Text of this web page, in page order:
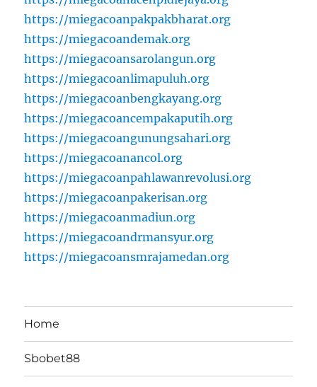
https://miegacoanpakpakbharat.org
https://miegacoandemak.org
https://miegacoansarolangun.org
https://miegacoanlimapuluh.org
https://miegacoanbengkayang.org
https://miegacoancempakaputih.org
https://miegacoangunungsahari.org
https://miegacoanancol.org
https://miegacoanpahlawanrevolusi.org
https://miegacoanpakerisan.org
https://miegacoanmadiun.org
https://miegacoandrmansyur.org
https://miegacoansmrajamedan.org
Home
Sbobet88